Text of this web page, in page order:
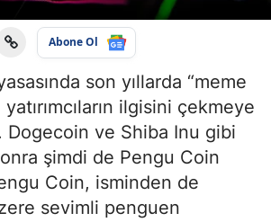
Abone Ol
son yıllarda “meme
ilgisini çekmeye
Dogecoin ve Shiba Inu gibi
şimdi de Pengu Coin
Coin, isminden de
sevimli penguen